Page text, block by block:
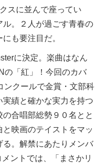
スに並んで座ってい
ル。２人が過ごす青春の
も要注目だ。
に決定。楽曲はなん
の「紅」！今回のカバ
ンクールで金賞・文部科
績と確かな実力を持つ
合唱部総勢９０名とと
映画のテイストをマッ
。解禁にあたりメンバ
ントでは、「まさかリ